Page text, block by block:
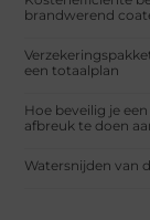
brandwerend
een totaalplan
Hoe beveilig je
afbreuk te doen
Watersnijden van